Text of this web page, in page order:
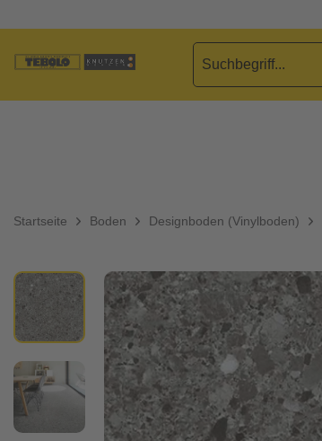
Startseite Boden Designboden (Vinylboden)